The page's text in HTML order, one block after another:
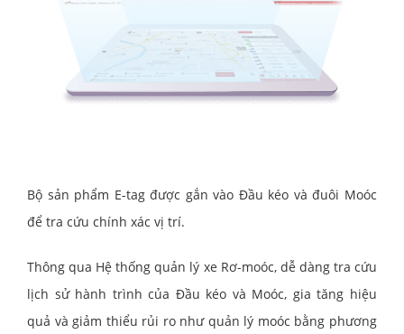
Bộ sản phẩm E-tag được gắn vào Đầu kéo và đuôi Moóc
để tra cứu chính xác vị trí.
Thông qua Hệ thống quản lý xe Rơ-moóc, dễ dàng tra cứu
lịch sử hành trình của Đầu kéo và Moóc, gia tăng hiệu
quả và giảm thiểu rủi ro như quản lý moóc bằng phương